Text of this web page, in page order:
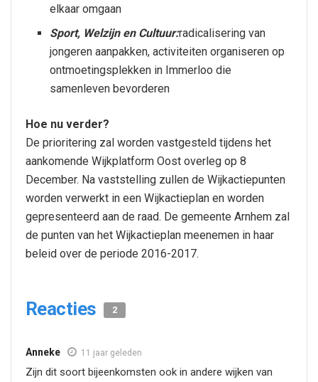
elkaar omgaan
Sport, Welzijn en Cultuur:radicalisering van
jongeren aanpakken, activiteiten organiseren op
ontmoetingsplekken in Immerloo die
samenleven bevorderen
Hoe nu verder?
De prioritering zal worden vastgesteld tijdens het
aankomende Wijkplatform Oost overleg op 8
December. Na vaststelling zullen de Wijkactiepunten
worden verwerkt in een Wijkactieplan en worden
gepresenteerd aan de raad. De gemeente Arnhem zal
de punten van het Wijkactieplan meenemen in haar
beleid over de periode 2016-2017.
Reacties 2
Anneke 11 jaar geleden
Zijn dit soort bijeenkomsten ook in andere wijken van